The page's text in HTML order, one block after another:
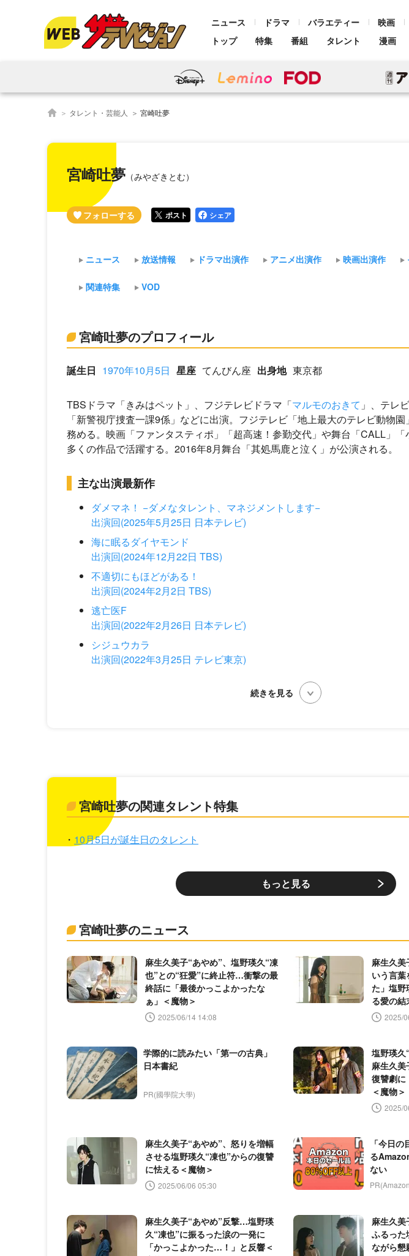
ニュース ドラマ バラエティー 映画
トップ
特集 番組 タレント 漫画
タレント・芸能人 宮崎吐夢
宮崎吐夢 （みやざきとむ）
ポスト シェア
ニュース 放送情報 ドラマ出演作 アニメ出演作 映画出演作
関連特集 VOD
宮崎吐夢のプロフィール
誕生日 1970年10月5日 星座 てんびん座 出身地 東京都
TBSドラマ「きみはペット」、フジテレビドラマ「マルモのおきて 」、テレ
「新警視庁捜査一課9係」などに出演。フジテレビ「地上最大のテレビ動物
務める。映画「ファンタスティポ」「超高速！参勤交代」や舞台「CALL」
多くの作品で活躍する。2016年8月舞台「其処馬鹿と泣く」が公演される。
主な出演最新作
ダメマネ！ −ダメなタレント、マネジメントします−
出演回(2025年5月25日 日本テレビ)
海に眠るダイヤモンド
出演回(2024年12月22日 TBS)
不適切にもほどがある！
出演回(2024年2月2日 TBS)
逃亡医F
出演回(2022年2月26日 日本テレビ)
シジュウカラ
出演回(2022年3月25日 テレビ東京)
宮崎吐夢の関連タレント特集
10月5日が誕生日のタレント
もっと見る
宮崎吐夢のニュース
麻生久美子“あやめ”、塩野瑛久“凍
也”との“狂愛”に終止符…衝撃の最
終話に「最後かっこよかったな
ぁ」＜魔物＞
2025/06/14 14:08
麻生久美
いう言葉
た」塩野
る愛の結
物 最終
2025/
学際的に読みたい「第一の古典」
日本書紀
PR(國學院大學)
塩野瑛
麻生久美
復讐劇に
＜魔物＞
2025/
麻生久美子“あやめ”、怒りを増幅
させる塩野瑛久“凍也”からの復讐
に怯える＜魔物＞
2025/06/06 05:30
「今日
る
ない
麻生久美子“あやめ”反撃…塩野瑛
久“凍也”に振るった涙の一発に
「かっこよかった…！」と反響＜
麻生久美
ふるった
ながら懇